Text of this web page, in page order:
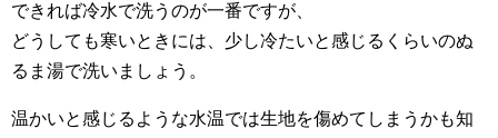
できれば冷水で洗うのが一番ですが、
どうしても寒いときには、少し冷たいと感じるくらいのぬ
るま湯で洗いましょう。
温かいと感じるような水温では生地を傷めてしまうかも知